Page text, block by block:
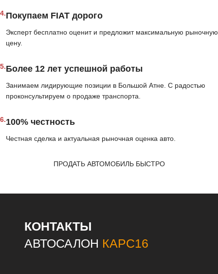
4.Покупаем FIAT дорого
Эксперт бесплатно оценит и предложит максимальную рыночную
цену.
5.Более 12 лет успешной работы
Занимаем лидирующие позиции в Большой Атне. С радостью
проконсультируем о продаже транспорта.
6.100% честность
Честная сделка и актуальная рыночная оценка авто.
ПРОДАТЬ АВТОМОБИЛЬ БЫСТРО
КОНТАКТЫ
АВТОСАЛОН КАРС16